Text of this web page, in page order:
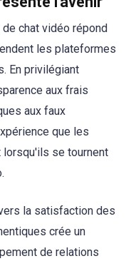
chat vidéo répond
les plateformes
En privilégiant
aux frais
aux faux
que les
se tournent
la satisfaction des
crée un
de relations